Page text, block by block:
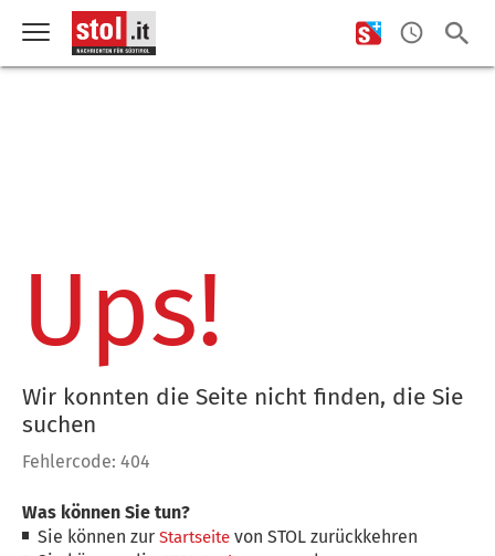
Ups!
Wir konnten die Seite nicht finden, die Sie
suchen
Fehlercode: 404
Was können Sie tun?
Sie können zurStartseite von STOL zurückkehren